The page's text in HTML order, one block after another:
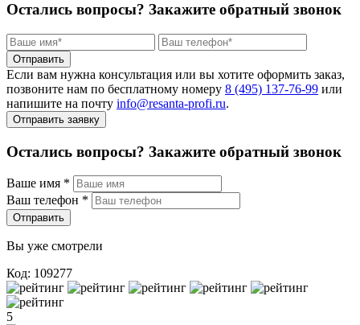
Остались вопросы? Закажите обратный звонок
Отправить
Если вам нужна консультация или вы хотите оформить заказ,
позвоните нам по бесплатному номеру 8 (495) 137‑76‑99 или
напишите на почту info@resanta‑profi.ru.
Отправить заявку
Остались вопросы? Закажите обратный звонок
Ваше имя *
Ваш телефон *
Отправить
Вы уже смотрели
Код: 109277
5